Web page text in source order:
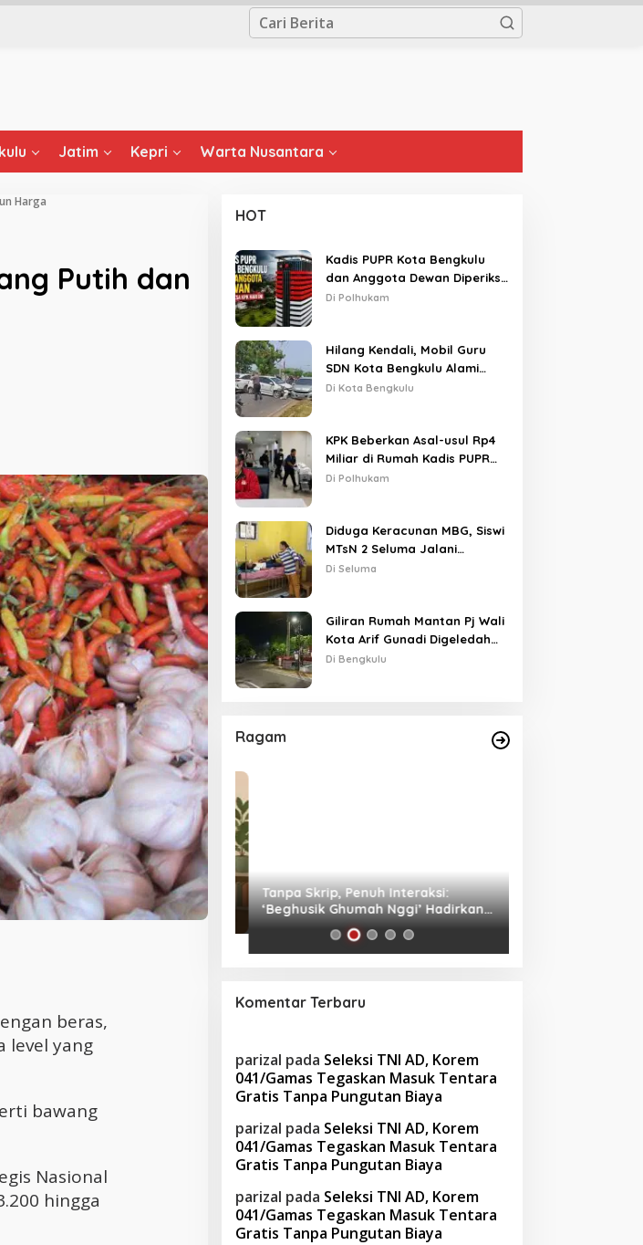
Jatim Kepri Warta Nusantara
Harga
Putih dan
beras,
level yang
bawang
Nasional
hingga
HOT
Kadis PUPR Kota Bengkulu
dan Anggota Dewan Diperiksa
KPK Hari Ini
Di Polhukam
Hilang Kendali, Mobil Guru
SDN Kota Bengkulu Alami
Tabrakan Beruntun di Lampu
Di Kota Bengkulu
KPK Beberkan Asal-usul Rp4
Miliar di Rumah Kadis PUPR
Kota Bengkulu
Di Polhukam
Diduga Keracunan MBG, Siswi
MTsN 2 Seluma Jalani
Perawatan Intensif di RSUD
Di Seluma
Giliran Rumah Mantan Pj Wali
Kota Arif Gunadi Digeledah
KPK, Sinyal Pengusutan
Di Bengkulu
Ragam
Efektif Mengelola Waktu untuk
Maksimal
Tanpa Skrip, Penuh Interaksi:
‘Beghusik Ghumah Nggi’ Hadirkan
Ruang Digital Seperti Rumah Sendiri
Komentar Terbaru
parizal pada Seleksi TNI AD, Korem
041/Gamas Tegaskan Masuk Tentara
Gratis Tanpa Pungutan Biaya
parizal pada Seleksi TNI AD, Korem
041/Gamas Tegaskan Masuk Tentara
Gratis Tanpa Pungutan Biaya
parizal pada Seleksi TNI AD, Korem
041/Gamas Tegaskan Masuk Tentara
Gratis Tanpa Pungutan Biaya